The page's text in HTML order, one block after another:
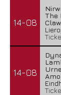
14-08
The
14-08